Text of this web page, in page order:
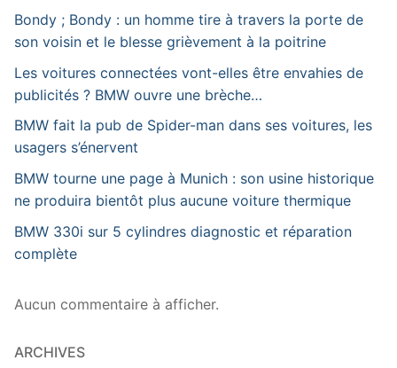
Bondy ; Bondy : un homme tire à travers la porte de
son voisin et le blesse grièvement à la poitrine
Les voitures connectées vont-elles être envahies de
publicités ? BMW ouvre une brèche…
BMW fait la pub de Spider-man dans ses voitures, les
usagers s’énervent
BMW tourne une page à Munich : son usine historique
ne produira bientôt plus aucune voiture thermique
BMW 330i sur 5 cylindres diagnostic et réparation
complète
Aucun commentaire à afficher.
ARCHIVES